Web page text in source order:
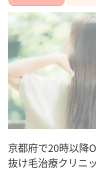
京都府で20時以降
抜け毛治療クリニ